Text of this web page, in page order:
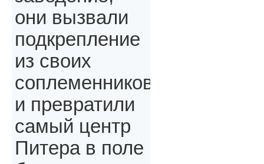
они вызвали
подкрепление
из своих
соплеменников
и превратили
самый центр
Питера в поле